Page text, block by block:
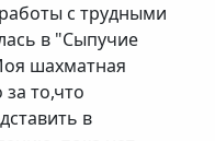
с трудными
в "Сыпучие
шахматная
то,что
в